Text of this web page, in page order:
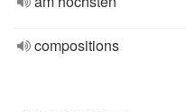
compositions